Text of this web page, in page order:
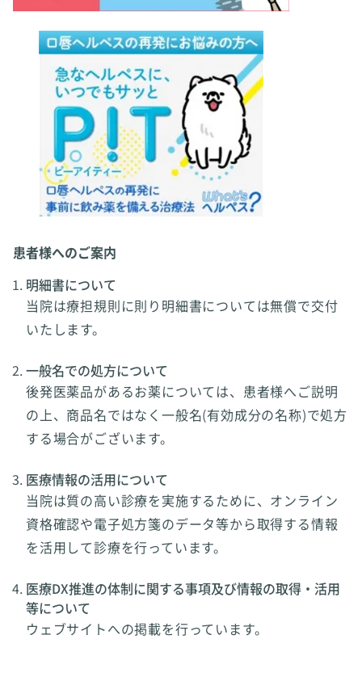
患者様へのご案内
明細書について
当院は療担規則に則り明細書については無償で交付
いたします。
一般名での処方について
後発医薬品があるお薬については、患者様へご説明
の上、商品名ではなく一般名(有効成分の名称)で処方
する場合がございます。
医療情報の活用について
当院は質の高い診療を実施するために、オンライン
資格確認や電子処方箋のデータ等から取得する情報
を活用して診療を行っています。
医療DX推進の体制に関する事項及び情報の取得・活用
等について
ウェブサイトへの掲載を行っています。